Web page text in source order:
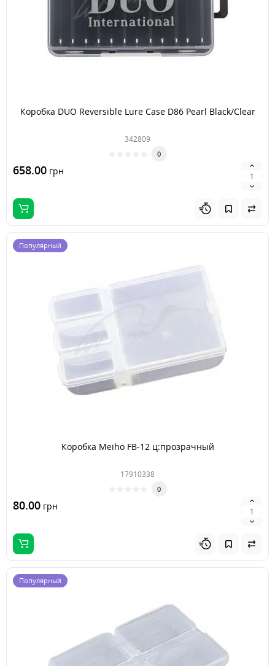
Коробка DUO Reversible Lure Case D86 Pearl Black/Clear
342809
0
658.00 грн
Популярный
Коробка Meiho FB-12 ц:прозрачный
17910338
0
80.00 грн
Популярный